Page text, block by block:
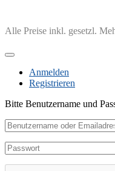
Alle Preise inkl. gesetzl.
Anmelden
Registrieren
Bitte Benutzername und